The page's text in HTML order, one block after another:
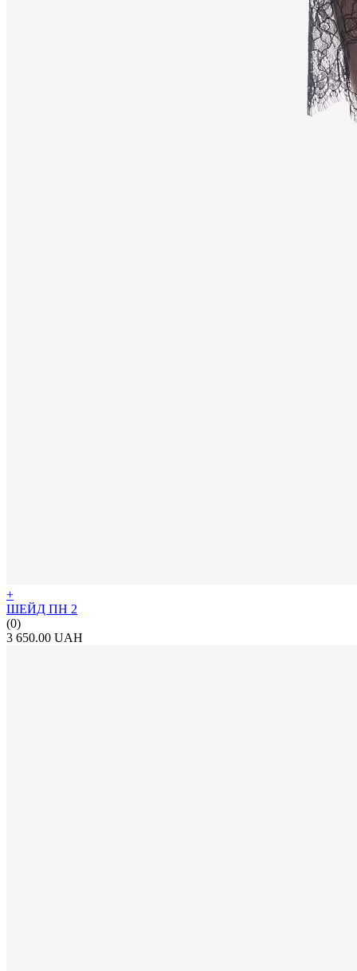
+
ШЕЙД ПН 2
(0)
3 650.00 UAH